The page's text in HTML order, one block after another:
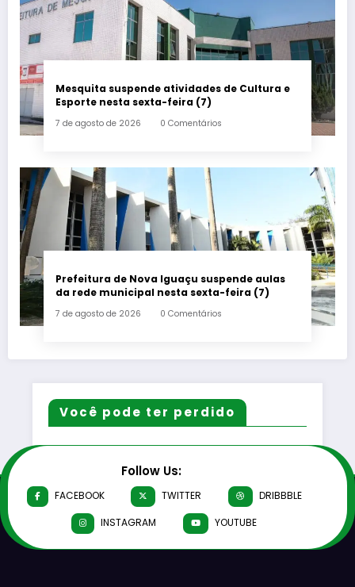
Mesquita suspende atividades de Cultura e
Esporte nesta sexta-feira (7)
7 de agosto de 2026 0 Comentários
Prefeitura de Nova Iguaçu suspende aulas
da rede municipal nesta sexta-feira (7)
7 de agosto de 2026 0 Comentários
Você pode ter perdido
Follow Us:
FACEBOOK TWITTER
DRIBBBLE
INSTAGRAM
YOUTUBE